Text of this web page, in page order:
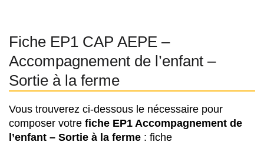
Fiche EP1 CAP AEPE –
Accompagnement de l’enfant –
Sortie à la ferme
Vous trouverez ci-dessous le nécessaire pour
composer votre fiche EP1 Accompagnement de
l’enfant – Sortie à la ferme : fiche